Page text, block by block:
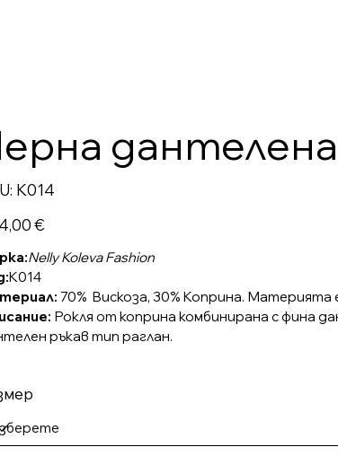
SKU
K014
K014
€
Nelly Koleva Fashion
K014
70% Вискоза, 30% Коприна. Материята
Рокля от коприна комбинирана с фина
ръкав тип раглан.